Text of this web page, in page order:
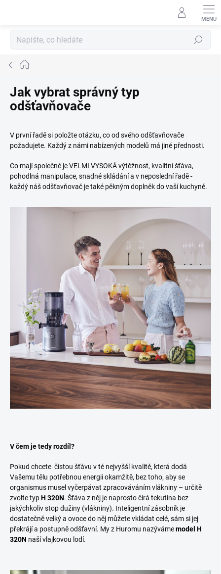
Hledat
Domů
Jak vybrat správný typ
odšťavňovače
V první řadě si položte otázku, co od svého odšťavňovače
požadujete. Každý z námi nabízených modelů má jiné přednosti.
Co mají společné je VELMI VYSOKÁ výtěžnost, kvalitní šťáva,
pohodlná manipulace, snadné skládání a v neposlední řadě -
každý náš odšťavňovač je také pěkným doplněk do vaší kuchyně.
V čem je tedy rozdíl?
Pokud chcete čistou šťávu v té nejvyšší kvalitě, která dodá
Vašemu tělu potřebnou energii okamžitě, bez toho, aby se
organismus musel vyčerpávat zpracováváním vlákniny – určitě
zvolte typH 320N. Šťáva z něj je naprosto čirá tekutina bez
jakýchkoliv stop dužiny (vlákniny). Inteligentní zásobník je
dostatečně velký a ovoce do něj můžete vkládat celé, sám si jej
překrájí a postupně odšťavní. My z Huromu nazývámemodel H
320N naší vlajkovou lodí.